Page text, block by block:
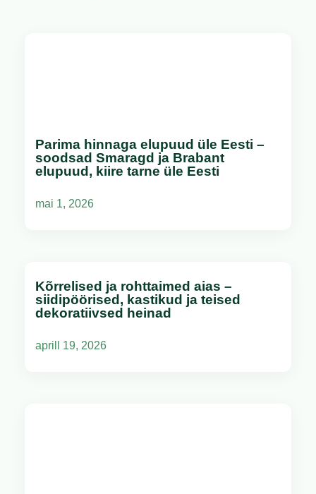
Parima hinnaga elupuud üle Eesti –
soodsad Smaragd ja Brabant
elupuud, kiire tarne üle Eesti
mai 1, 2026
Kõrrelised ja rohttaimed aias –
siidipöörised, kastikud ja teised
dekoratiivsed heinad
aprill 19, 2026